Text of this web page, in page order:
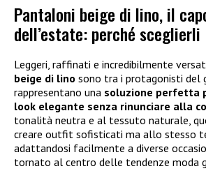
Pantaloni beige di lino, il
dell’estate: perché sceglierli
Leggeri, raffinati e incredibilmente
beige di lino sono tra i protagonisti del
rappresentano una soluzione perfetta
look elegante senza rinunciare alla
tonalità neutra e al tessuto naturale,
creare outfit sofisticati ma allo stesso
adattandosi facilmente a diverse
tornato al centro delle tendenze moda